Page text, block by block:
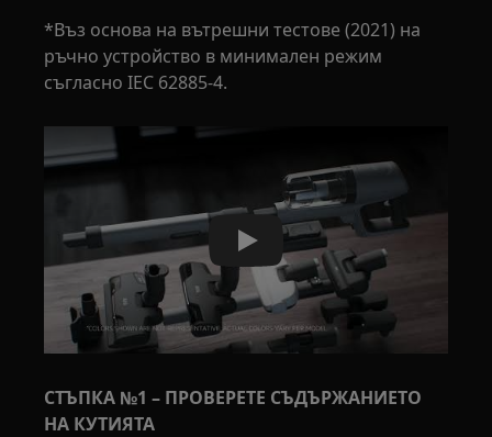
*Въз основа на вътрешни тестове (2021) на
ръчно устройство в минимален режим
съгласно IEC 62885-4.
Play
СТЪПКА №1 – ПРОВЕРЕТЕ СЪДЪРЖАНИЕТО
НА КУТИЯТА